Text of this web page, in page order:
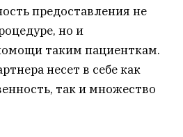
предоставления не
но и
таким пациенткам.
несет в себе как
так и множество